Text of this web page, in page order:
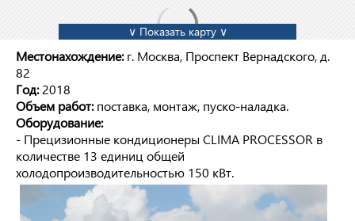
∨ Показать карту ∨
Местонахождение:г. Москва, Проспект Вернадского, д.
82
Год:2018
Объем работ:поставка, монтаж, пуско-наладка.
Оборудование:
- Прецизионные кондиционеры CLIMA PROCESSOR в
количестве 13 единиц общей
холодопроизводительностью 150 кВт.